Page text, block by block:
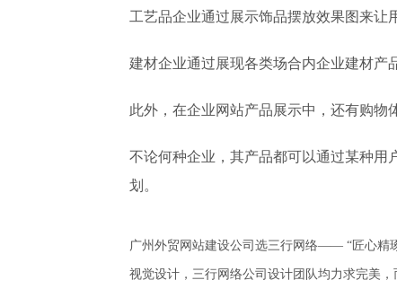
工艺品企业通过展示饰品摆放效果图来让
建材企业通过展现各类场合内企业建材产
此外，在企业网站产品展示中，还有购物
不论何种企业，其产品都可以通过某种用
划。
广州外贸网站建设公司选三行网络—— “匠心精
视觉设计，三行网络公司设计团队均力求完美